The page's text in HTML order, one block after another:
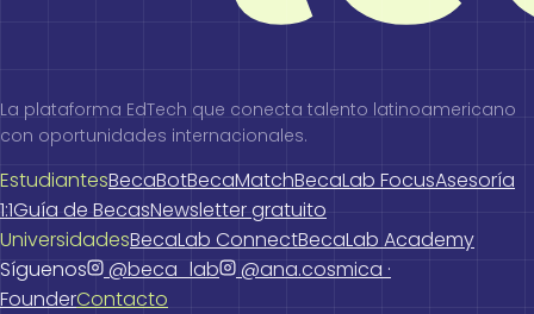
La plataforma EdTech que conecta talento latinoamericano
con oportunidades internacionales.
EstudiantesBecaBotBecaMatchBecaLab FocusAsesoría
1:1Guía de BecasNewsletter gratuito
UniversidadesBecaLab ConnectBecaLab Academy
Síguenos
@beca_lab
@ana.cosmica ·
FounderContacto